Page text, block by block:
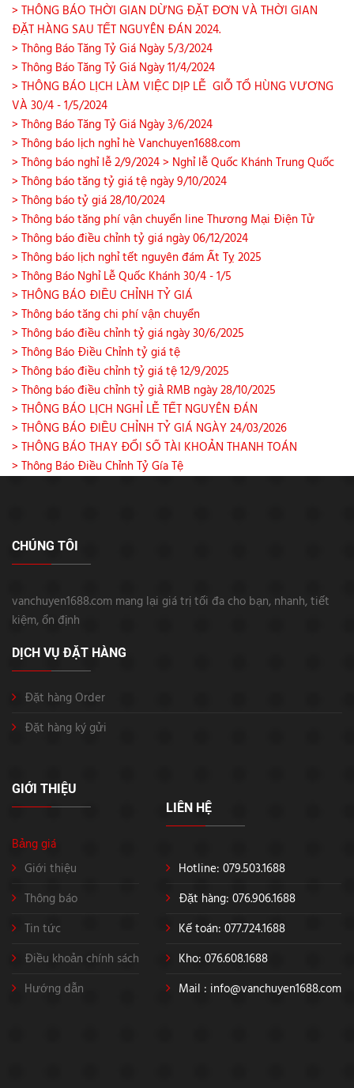
> THÔNG BÁO THỜI GIAN DỪNG ĐẶT ĐƠN VÀ THỜI GIAN
ĐẶT HÀNG SAU TẾT NGUYÊN ĐÁN 2024.
> Thông Báo Tăng Tỷ Giá Ngày 5/3/2024
> Thông Báo Tăng Tỷ Giá Ngày 11/4/2024
> THÔNG BÁO LỊCH LÀM VIỆC DỊP LỄ GIỖ TỔ HÙNG VƯƠNG
VÀ 30/4 - 1/5/2024
> Thông Báo Tăng Tỷ Giá Ngày 3/6/2024
> Thông báo lịch nghỉ hè Vanchuyen1688.com
> Thông báo nghỉ lễ 2/9/2024> Nghỉ lễ Quốc Khánh Trung Quốc
> Thông báo tăng tỷ giá tệ ngày 9/10/2024
> Thông báo tỷ giá 28/10/2024
> Thông báo tăng phí vận chuyển line Thương Mại Điện Tử
> Thông báo điều chỉnh tỷ giá ngày 06/12/2024
> Thông báo lịch nghỉ tết nguyên đám Ất Tỵ 2025
> Thông Báo Nghỉ Lễ Quốc Khánh 30/4 - 1/5
> THÔNG BÁO ĐIỀU CHỈNH TỶ GIÁ
> Thông báo tăng chi phí vận chuyển
> Thông báo điều chỉnh tỷ giá ngày 30/6/2025
> Thông Báo Điều Chỉnh tỷ giá tệ
> Thông báo điều chỉnh tỷ giá tệ 12/9/2025
> Thông báo điều chỉnh tỷ giả RMB ngày 28/10/2025
> THÔNG BÁO LỊCH NGHỈ LỄ TẾT NGUYÊN ĐÁN
> THÔNG BÁO ĐIỀU CHỈNH TỶ GIÁ NGÀY 24/03/2026
> THÔNG BÁO THAY ĐỔI SỐ TÀI KHOẢN THANH TOÁN
> Thông Báo Điều Chỉnh Tỷ Gía Tệ
CHÚNG TÔI
vanchuyen1688.com mang lại giá trị tối đa cho bạn, nhanh, tiết
kiệm, ổn định
DỊCH VỤ ĐẶT HÀNG
Đặt hàng Order
Đặt hàng ký gửi
GIỚI THIỆU
Bảng giá
Giới thiệu
Thông báo
Tin tức
Điều khoản chính sách
Hướng dẫn
LIÊN HỆ
Hotline: 079.503.1688
Đặt hàng: 076.906.1688
Kế toán: 077.724.1688
Kho: 076.608.1688
Mail : info@vanchuyen1688.com